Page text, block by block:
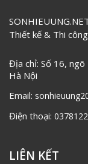
Thiết kế & Thi
Địa chỉ: Số 16,
Hà Nội
Email:
Điện thoại:
LIÊN KẾT